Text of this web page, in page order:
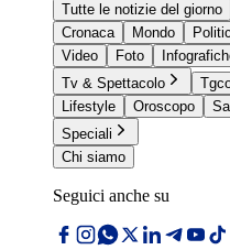
Tutte le notizie del giorno
Cronaca
Mondo
Video
Foto
Tv & Spettacolo
Lifestyle
Oroscopo
Speciali
Chi siamo
Seguici anche su